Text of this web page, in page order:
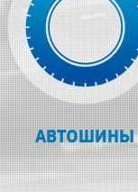
АВТОШИНЫ